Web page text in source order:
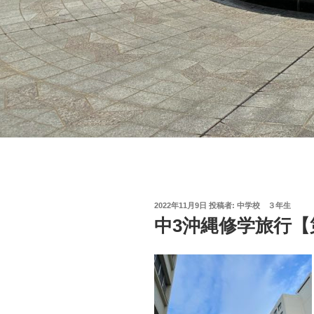
投
日:
2022年11月9日 投稿者: 中学校 ３年生
中3沖縄修学旅行